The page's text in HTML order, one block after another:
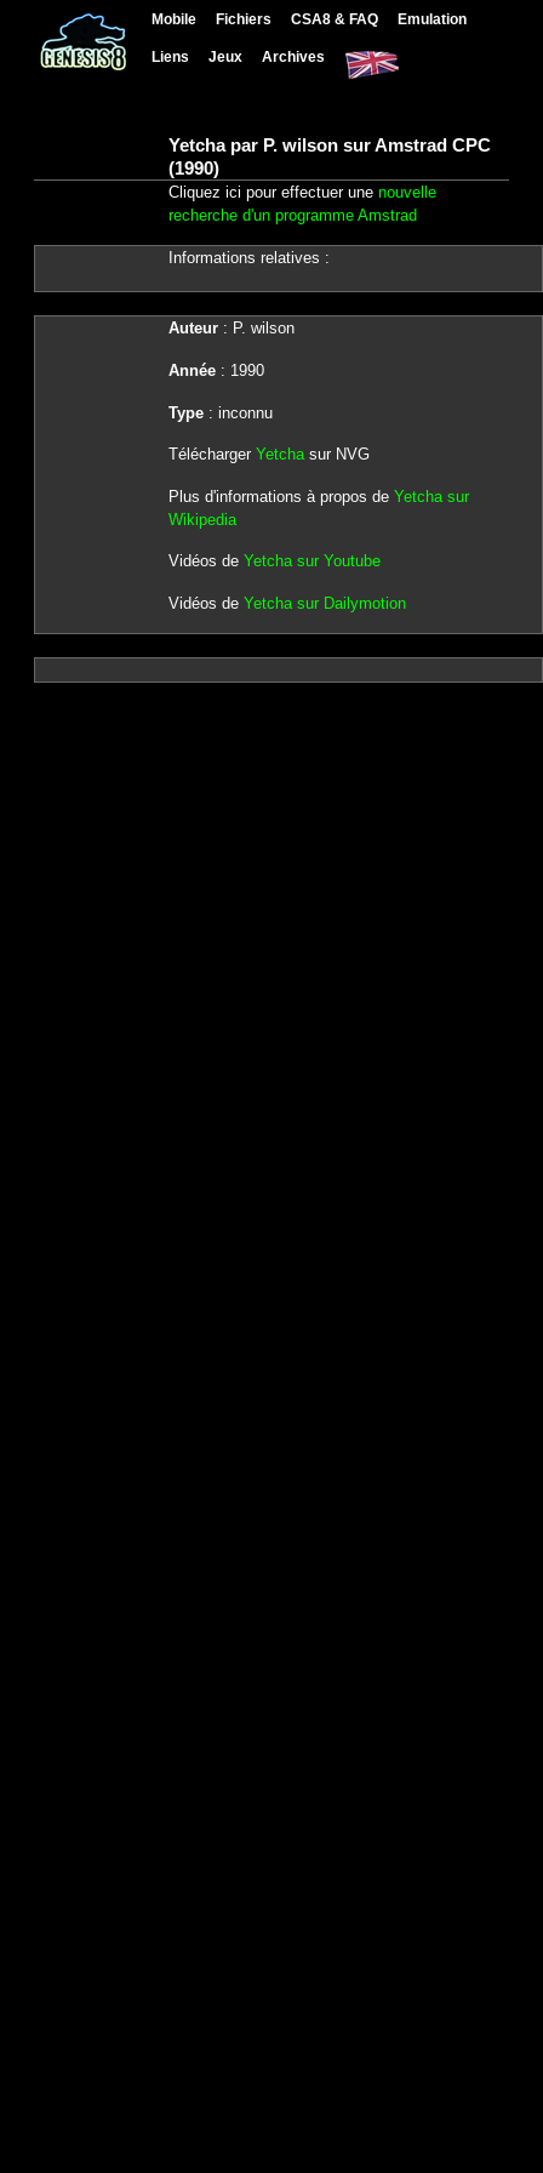
Mobile Fichiers CSA8 & FAQ Emulation
Liens Jeux Archives
Yetcha par P. wilson sur Amstrad CPC
(1990)
Cliquez ici pour effectuer une nouvelle
recherche d'un programme Amstrad
Informations relatives :
Auteur: P. wilson
Année: 1990
Type: inconnu
Télécharger Yetchasur NVG
Plus d'informations à propos de Yetcha sur
Wikipedia
Vidéos de Yetcha sur Youtube
Vidéos de Yetcha sur Dailymotion